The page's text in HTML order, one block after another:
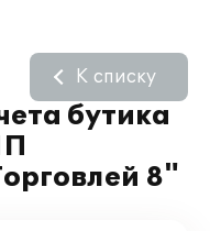
бутика
8"
К списку